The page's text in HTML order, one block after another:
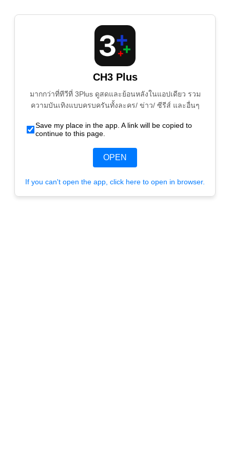
CH3 Plus
มากกว่าที่ทีวีที่ 3Plus ดูสดและย้อนหลังในแอปเดียว รวม
ความบันเทิงแบบครบครันทั้งละคร/ ข่าว/ ซีรีส์ และอื่นๆ
Save my place in the app. A link will be copied to
continue to this page.
OPEN
If you can't open the app, click here to open in browser.